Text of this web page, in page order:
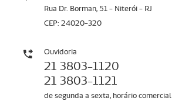
Rua Dr. Borman, 51 - Niterói - RJ
CEP: 24020-320
Ouvidoria
21 3803-1120
21 3803-1121
de segunda a sexta, horário comercial